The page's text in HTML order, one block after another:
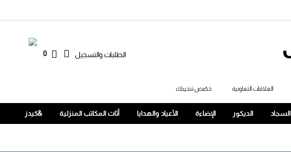
الطلبات والتسجيل 0
العلاقات التعاونية خصّص تنجيدك
السجاد الديكور الإضاءة الأعياد والهدايا أثاث المكاتب المنزلية &كيدز